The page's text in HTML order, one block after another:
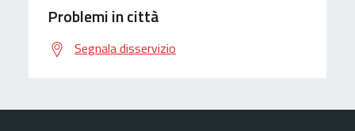
Problemi in città
Segnala disservizio